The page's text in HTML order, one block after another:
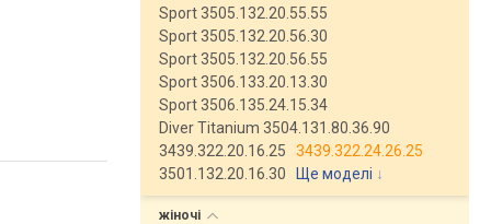
Sport 3505.132.20.55.55
Sport 3505.132.20.56.30
Sport 3505.132.20.56.55
Sport 3506.133.20.13.30
Sport 3506.135.24.15.34
Diver Titanium 3504.131.80.36.90
3439.322.20.16.25
3439.322.24.26.25
3501.132.20.16.30
Ще моделі ↓
жіночі